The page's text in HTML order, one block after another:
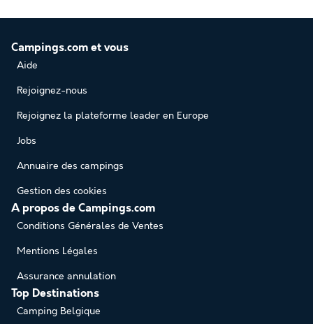
Campings.com et vous
Aide
Rejoignez-nous
Rejoignez la plateforme leader en Europe
Jobs
Annuaire des campings
Gestion des cookies
A propos de Campings.com
Conditions Générales de Ventes
Mentions Légales
Assurance annulation
Top Destinations
Camping Belgique